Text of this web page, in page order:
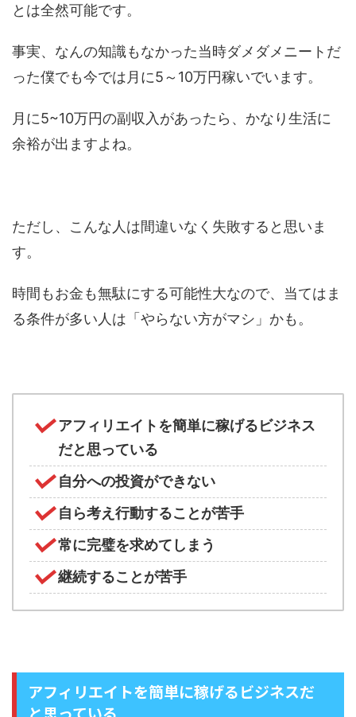
とは全然可能です。
事実、なんの知識もなかった当時ダメダメニートだ
った僕でも今では月に5～10万円稼いでいます。
月に5~10万円の副収入があったら、かなり生活に
余裕が出ますよね。
ただし、こんな人は間違いなく失敗すると思いま
す。
時間もお金も無駄にする可能性大なので、当てはま
る条件が多い人は「やらない方がマシ」かも。
アフィリエイトを簡単に稼げるビジネス
だと思っている
自分への投資ができない
自ら考え行動することが苦手
常に完璧を求めてしまう
継続することが苦手
アフィリエイトを簡単に稼げるビジネスだ
と思っている